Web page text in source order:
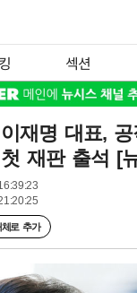
섹션
재명 대표,
재판 출석 [
로 추가